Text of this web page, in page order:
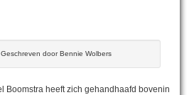
door Bennie Wolbers
Boomstra heeft zich gehandhaafd bovenin